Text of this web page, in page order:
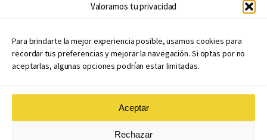
Valoramos tu privacidad
Para brindarte la mejor experiencia posible, usamos cookies para
recordar tus preferencias y mejorar la navegación. Si optas por no
aceptarlas, algunas opciones podrían estar limitadas.
Aceptar
Rechazar
Políticas de publicación
Políticas de coedición
Atribuciones